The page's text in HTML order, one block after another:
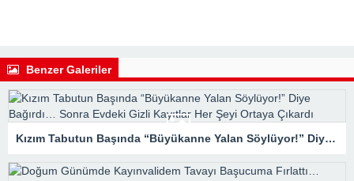
Benzer Galeriler
Kızım Tabutun Başında “Büyükanne Yalan Söylüyor!” Diye Bağırdı… Sonra Evdeki Gizli Kayıtlar Her Şeyi Ortaya Çıkardı